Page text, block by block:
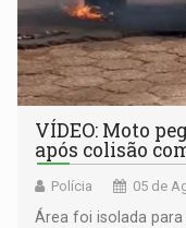
VÍDEO: Moto
após colisão
Polícia 05 de
Área foi isolada